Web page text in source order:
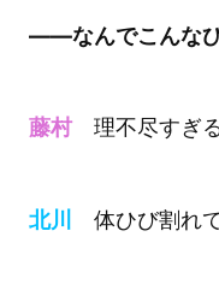
――なんでこんなひ
藤村理不尽すぎる
北川 体ひび割れ